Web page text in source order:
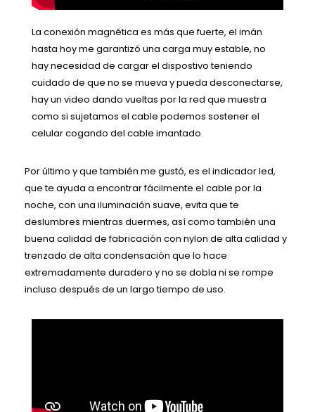
La conexión magnética es más que fuerte, el imán
hasta hoy me garantizó una carga muy estable, no
hay necesidad de cargar el dispostivo teniendo
cuidado de que no se mueva y pueda desconectarse,
hay un video dando vueltas por la red que muestra
como si sujetamos el cable podemos sostener el
celular cogando del cable imantado.
Por último y que también me gustó, es el indicador led,
que te ayuda a encontrar fácilmente el cable por la
noche, con una iluminación suave, evita que te
deslumbres mientras duermes, así como también una
buena calidad de fabricación con nylon de alta calidad y
trenzado de alta condensación que lo hace
extremadamente duradero y no se dobla ni se rompe
incluso después de un largo tiempo de uso.